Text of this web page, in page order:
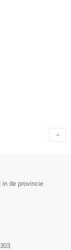
in de provincie